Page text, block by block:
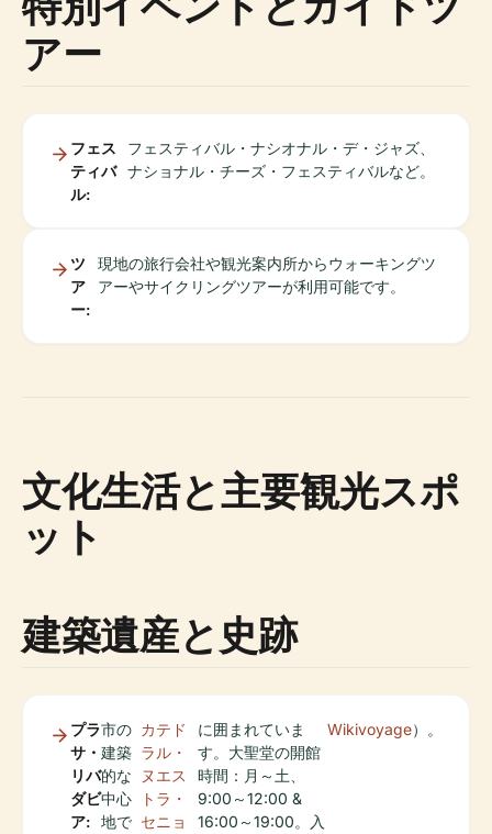
アー
フェス
ティバ
ル:
フェスティバル・ナシオナル・デ・ジャズ、
ナショナル・チーズ・フェスティバルなど。
ツ
ア
ー:
現地の旅行会社や観光案内所からウォーキングツ
アーやサイクリングツアーが利用可能です。
文化生活と主要観光スポ
ット
建築遺産と史跡
プラ
サ・
リバ
ダビ
ア:
市の
建築
的な
中心
地で
カテド
ラル・
ヌエス
トラ・
セニョ
に囲まれていま
す。大聖堂の開館
時間：月～土、
9:00～12:00 &
16:00～19:00。入
Wikivoyage）。